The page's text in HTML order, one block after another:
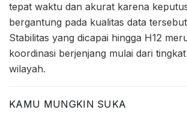
tepat waktu dan akurat karena
bergantung pada kualitas data
Stabilitas yang dicapai hingga H12
koordinasi berjenjang mulai dari
wilayah.
KAMU MUNGKIN SUKA